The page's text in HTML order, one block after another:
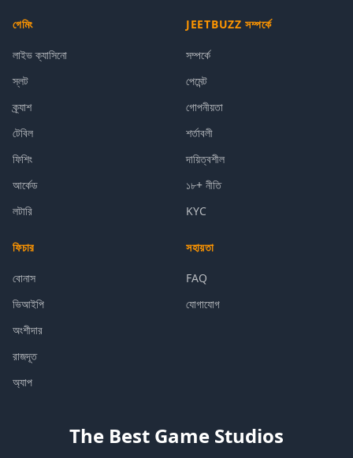
গেমিং
লাইভ ক্যাসিনো
স্লট
ক্র্যাশ
টেবিল
ফিশিং
আর্কেড
লটারি
JEETBUZZ সম্পর্কে
সম্পর্কে
পেমেন্ট
গোপনীয়তা
শর্তাবলী
দায়িত্বশীল
১৮+ নীতি
KYC
ফিচার
বোনাস
ভিআইপি
অংশীদার
রাজদূত
অ্যাপ
সহায়তা
FAQ
যোগাযোগ
The Best Game Studios